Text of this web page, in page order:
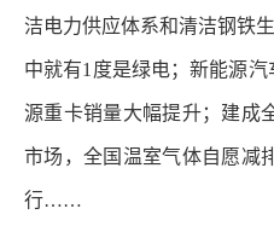
洁电力供应体系和清洁钢铁
中就有1度是绿电；新能源
源重卡销量大幅提升；建成
市场，全国温室气体自愿减
行……